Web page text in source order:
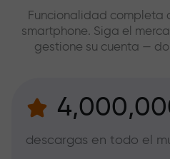
Funcionalidad completa
smartphone. Siga el
gestione su cuenta —
descargas en todo el